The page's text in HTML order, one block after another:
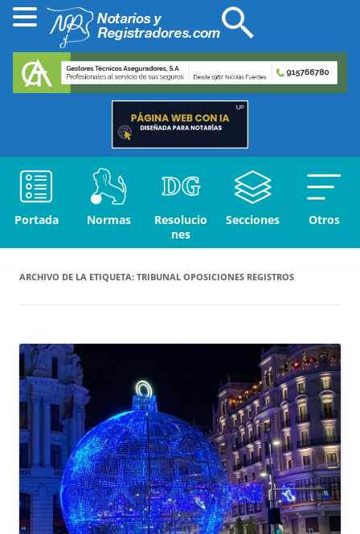
Portada Normas
Resolucio
nes
Secciones Otros
ARCHIVO DE LA ETIQUETA: TRIBUNAL OPOSICIONES REGISTROS